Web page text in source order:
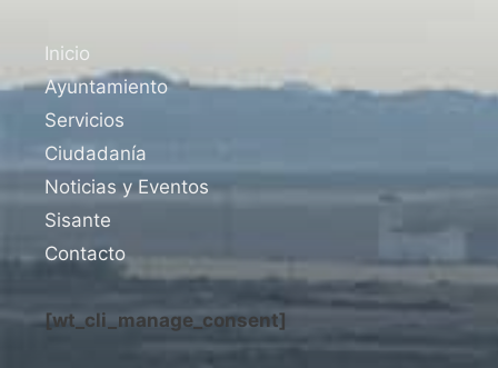
Inicio
Ayuntamiento
Servicios
Ciudadanía
Noticias y Eventos
Sisante
Contacto
[wt_cli_manage_consent]